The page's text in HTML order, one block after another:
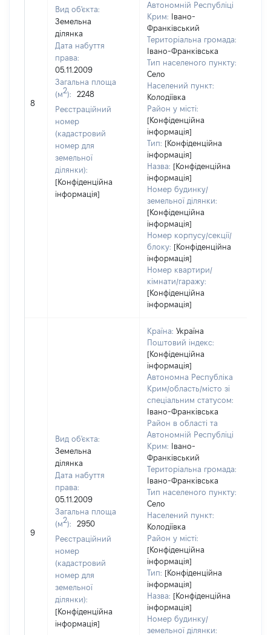
8
Вид об'єкта:
Земельна
ділянка
Дата набуття
права:
05.11.2009
Загальна площа
(м2):
2248
Реєстраційний
номер
(кадастровий
номер для
земельної
ділянки):
[Конфіденційна
інформація]
Автономній Республіці
Крим:
Івано-
Франківський
Територіальна громада:
Івано-Франківська
Тип населеного пункту:
Село
Населений пункт:
Колодіївка
Район у місті:
[Конфіденційна
інформація]
Тип: [Конфіденційна
інформація]
Назва: [Конфіденційна
інформація]
Номер будинку/
земельної ділянки:
[Конфіденційна
інформація]
Номер корпусу/секції/
блоку: [Конфіденційна
інформація]
Номер квартири/
кімнати/гаражу:
[Конфіденційна
інформація]
9
Вид об'єкта:
Земельна
ділянка
Дата набуття
права:
05.11.2009
Загальна площа
(м2):
2950
Реєстраційний
номер
(кадастровий
номер для
земельної
ділянки):
[Конфіденційна
інформація]
Країна: Україна
Поштовий індекс:
[Конфіденційна
інформація]
Автономна Республіка
Крим/область/місто зі
спеціальним статусом:
Івано-Франківська
Район в області та
Автономній Республіці
Крим:
Івано-
Франківський
Територіальна громада:
Івано-Франківська
Тип населеного пункту:
Село
Населений пункт:
Колодіївка
Район у місті:
[Конфіденційна
інформація]
Тип: [Конфіденційна
інформація]
Назва: [Конфіденційна
інформація]
Номер будинку/
земельної ділянки: